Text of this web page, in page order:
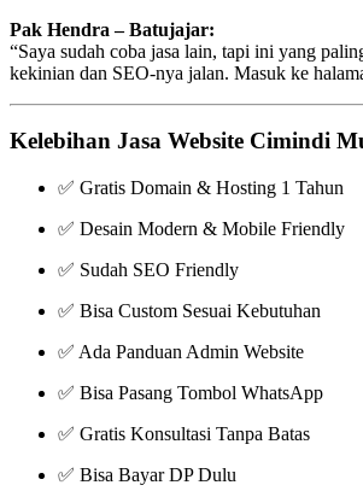
Pak Hendra – Batujajar:
“Saya sudah coba jasa lain, tapi ini yang
kekinian dan SEO-nya jalan. Masuk ke
Kelebihan Jasa Website Cimindi
✅ Gratis Domain & Hosting 1 Tahun
✅ Desain Modern & Mobile Friendly
✅ Sudah SEO Friendly
✅ Bisa Custom Sesuai Kebutuhan
✅ Ada Panduan Admin Website
✅ Bisa Pasang Tombol WhatsApp
✅ Gratis Konsultasi Tanpa Batas
✅ Bisa Bayar DP Dulu